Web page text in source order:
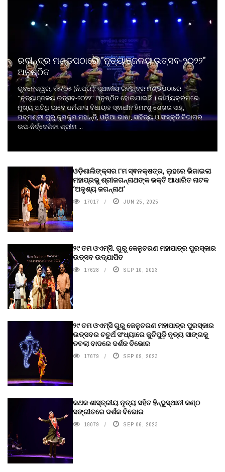
ରବୀନ୍ଦ୍ର ମଣ୍ଡପଠାରେ "ନୃତ୍ୟାଞ୍ଜଳୟ ଉତ୍ସବ-୨୦୨୨"
ଅନୁଷ୍ଠିତ
ଭୁବନେଶ୍ୱର, ୧୫/୦୫ (ନି.ପ୍ର.): ସ୍ଥାନୀୟ ରବୀନ୍ଦ୍ର ମଣ୍ଡପଠାରେ
"ନୃତ୍ୟାଞ୍ଜଳୟ ଉତ୍ସବ-୨୦୨୨" ଅନୁଷ୍ଠିତ ହୋଇଯାଇଛି । କାର୍ଯ୍ୟକ୍ରମରେ
ମୁଖ୍ୟ ଅତିଥି ଭାବେ ଧର୍ମଶାଳା ବିଧାୟକ ସ୍ଵାଧୀନ ହିମାଂଶୁ ଶେଖର ସାହୁ,
ପଦ୍ମଶ୍ରୀ ଗୁରୁ କୁମକୁମ ମହାନ୍ତି, ଓଡ଼ିଆ ଭାଷା, ସାହିତ୍ୟ ଓ ସଂସ୍କୃତି ବିଭାଗର
ଉପ-ନିର୍ଦ୍ଦେଶିକା ଶ୍ରୀମ ...
ଓଡ଼ିଶାଲିଙ୍କ୍ସର ୮ମ ସ୍ଵନକ୍ଷତ୍ର, ଲୁହରେ ଭିଜାଇଲା
ମହାପ୍ରଭୁ ଶ୍ରୀଜଗନ୍ନାଥଙ୍କ ଭକ୍ତି ଆଧାରିତ ନାଟକ
‘ଅଦୃଶ୍ୟ ଜଗନ୍ନାଥ‘
17017 JUN 25, 2025
୨୯ ତମ ଓଏମ୍‌ସି. ଗୁରୁ କେଳୁଚରଣ ମହାପାତ୍ର ପୁରସ୍କାର
ଉତ୍ସବ ଉଦ୍‍ଯାପିତ
17628 SEP 10, 2023
୨୯ ତମ ଓଏମ୍‌ସି ଗୁରୁ କେଳୁଚରଣ ମହାପାତ୍ର ପୁରସ୍କାର
ଉତ୍ସବର ଚତୁର୍ଥ ସଂଧ୍ୟାରେ କୁଚିପୁଡ଼ି ନୃତ୍ୟ ସାଙ୍ଗକୁ
ତବଲା ବାଦରେ ଦର୍ଶକ ବିଭୋର
17679 SEP 09, 2023
କଥକ ଶାସ୍ତ୍ରୀୟ ନୃତ୍ୟ ସହିତ ହିନ୍ଦୁସ୍ଥାନୀ କଣ୍ଠ
ସଙ୍ଗୀତରେ ଦର୍ଶକ ବିଭୋର
18079 SEP 06, 2023